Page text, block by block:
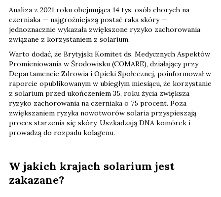
Analiza z 2021 roku obejmująca 14 tys. osób chorych na
czerniaka — najgroźniejszą postać raka skóry —
jednoznacznie wykazała zwiększone ryzyko zachorowania
związane z korzystaniem z solarium.
Warto dodać, że Brytyjski Komitet ds. Medycznych Aspektów
Promieniowania w Środowisku (COMARE), działający przy
Departamencie Zdrowia i Opieki Społecznej, poinformował w
raporcie opublikowanym w ubiegłym miesiącu, że korzystanie
z solarium przed ukończeniem 35. roku życia zwiększa
ryzyko zachorowania na czerniaka o 75 procent. Poza
zwiększaniem ryzyka nowotworów solaria przyspieszają
proces starzenia się skóry. Uszkadzają DNA komórek i
prowadzą do rozpadu kolagenu.
W jakich krajach solarium jest
zakazane?